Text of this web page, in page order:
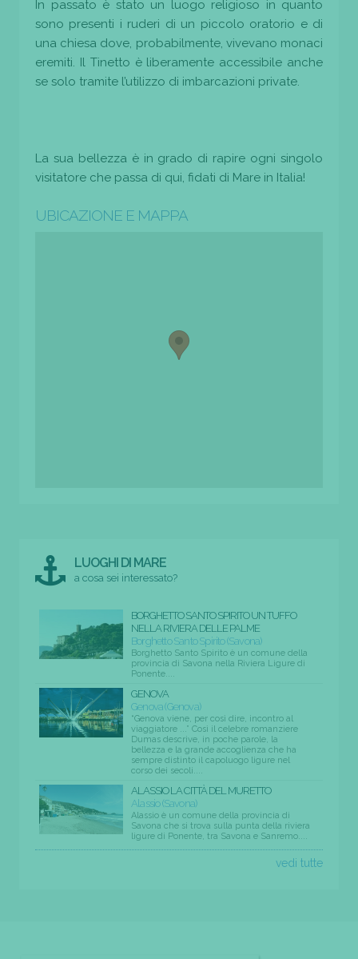
In passato è stato un luogo religioso in quanto
sono presenti i ruderi di un piccolo oratorio e di
una chiesa dove, probabilmente, vivevano monaci
eremiti. Il Tinetto è liberamente accessibile anche
se solo tramite l’utilizzo di imbarcazioni private.
La sua bellezza è in grado di rapire ogni singolo
visitatore che passa di qui, fidati di Mare in Italia!
UBICAZIONE E MAPPA
LUOGHI DI MARE
a cosa sei interessato?
BORGHETTO SANTO SPIRITO UN TUFFO
NELLA RIVIERA DELLE PALME
Borghetto Santo Spirito (Savona)
Borghetto Santo Spirito è un comune della
provincia di Savona nella Riviera Ligure di
Ponente....
GENOVA
Genova (Genova)
“Genova viene, per così dire, incontro al
viaggiatore ...” Così il celebre romanziere
Dumas descrive, in poche parole, la
bellezza e la grande accoglienza che ha
sempre distinto il capoluogo ligure nel
corso dei secoli....
ALASSIO LA CITTÀ DEL MURETTO
Alassio (Savona)
Alassio è un comune della provincia di
Savona che si trova sulla punta della riviera
ligure di Ponente, tra Savona e Sanremo....
vedi tutte